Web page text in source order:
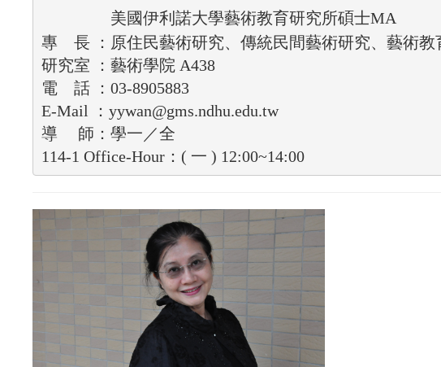
                 美國伊利諾大學藝術教育研究所碩士
MA
專    長 ：原住民藝術研究、傳統民間藝術研究、藝術
研究室 ：藝術學院 A438
電    話 ：03-8905883
E-Mail ：yywan@gms.ndhu.edu.tw
導     師：學一／全
114-1 Office-Hour：( 一 ) 12:00~14:00